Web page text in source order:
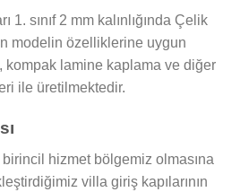
1. sınıf 2 mm kalınlığında Çelik
modelin özelliklerine uygun
kompak lamine kaplama ve diğer
ile üretilmektedir.
birincil hizmet bölgemiz olmasına
villa giriş kapılarının